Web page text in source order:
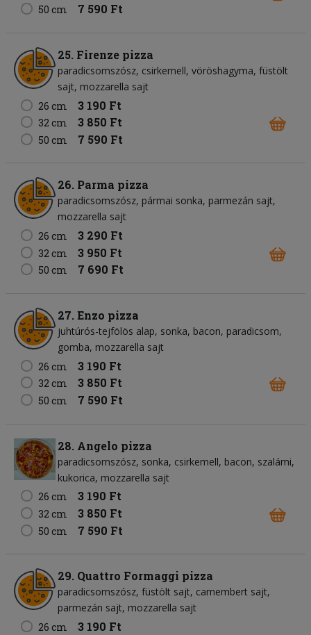
50 cm 7 590 Ft
25. Firenze pizza
paradicsomszósz csirkemell vöröshagyma füstölt
sajt mozzarella sajt
26 cm
3 190 Ft
32 cm 3 850 Ft
50 cm 7 590 Ft
26. Parma pizza
paradicsomszósz pármai sonka parmezán sajt
mozzarella sajt
26 cm
3 290 Ft
32 cm 3 950 Ft
50 cm 7 690 Ft
27. Enzo pizza
juhtúrós-tejfölös alap sonka bacon paradicsom
gomba mozzarella sajt
26 cm
3 190 Ft
32 cm 3 850 Ft
50 cm 7 590 Ft
28. Angelo pizza
paradicsomszósz sonka csirkemell bacon szalámi
kukorica mozzarella sajt
26 cm
3 190 Ft
32 cm 3 850 Ft
50 cm 7 590 Ft
29. Quattro Formaggi pizza
paradicsomszósz füstölt sajt camembert sajt
parmezán sajt mozzarella sajt
26 cm
3 190 Ft